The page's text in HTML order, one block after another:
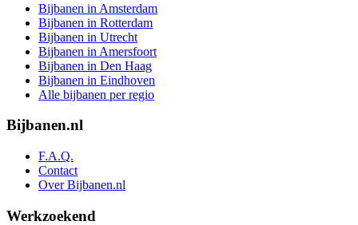
Bijbanen in Amsterdam
Bijbanen in Rotterdam
Bijbanen in Utrecht
Bijbanen in Amersfoort
Bijbanen in Den Haag
Bijbanen in Eindhoven
Alle bijbanen per regio
Bijbanen.nl
F.A.Q.
Contact
Over Bijbanen.nl
Werkzoekend